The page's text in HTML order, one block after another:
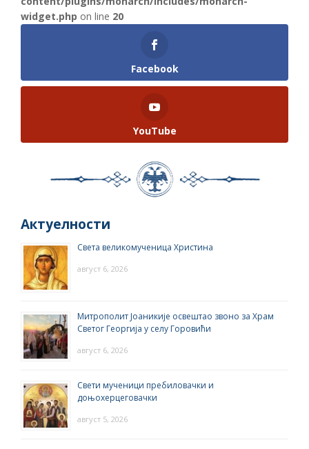
widget.php on line 20
Facebook
YouTube
Актуелности
Света великомученица Христина
август 6, 2026
Митрополит Јоаникије освештао звоно за Храм
Светог Георгија у селу Горовићи
август 6, 2026
Свети мученици пребиловачки и
доњохерцеговачки
август 5, 2026